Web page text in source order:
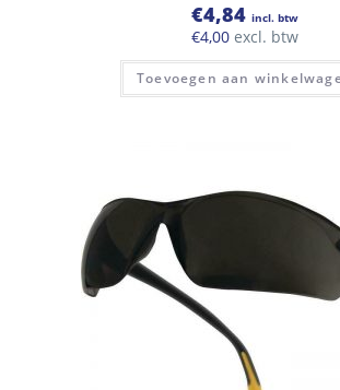
€4,84 incl. btw
€4,00 excl. btw
Toevoegen aan